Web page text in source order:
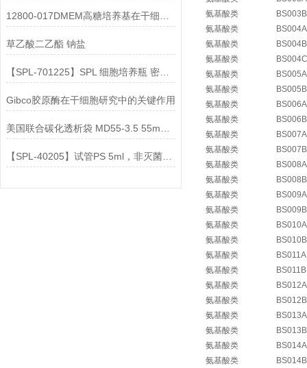
草乙酸二乙酯 钠盐
【SPL-701225】SPL 细胞培养瓶 密封盖 PS TC处理说明
Gibco胶原酶在干细胞研究中的关键作用
【SPL-40205】试管PS 5ml，非灭菌说明
氨基酸类
BS003B
氨基酸类
BS004A
氨基酸类
BS004B
氨基酸类
BS004C
氨基酸类
BS005A
氨基酸类
BS005B
氨基酸类
BS006A
氨基酸类
BS006B
氨基酸类
BS007A
氨基酸类
BS007B
氨基酸类
BS008A
氨基酸类
BS008B
氨基酸类
BS009A
氨基酸类
BS009B
氨基酸类
BS010A
氨基酸类
BS010B
氨基酸类
BS011A
氨基酸类
BS011B
氨基酸类
BS012A
氨基酸类
BS012B
氨基酸类
BS013A
氨基酸类
BS013B
氨基酸类
BS014A
氨基酸类
BS014B